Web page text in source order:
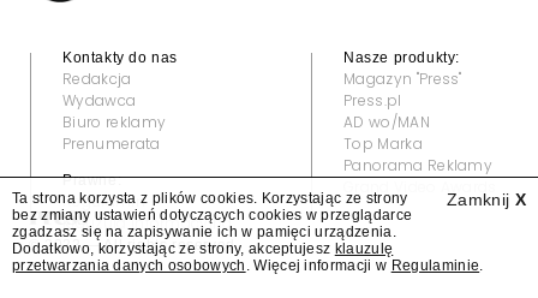
Kontakty do nas
Redakcja
Wydawca
Biuro reklamy
Prenumerata
Prawne:
Regulamin
Klauzula informacyjna
Nasze produkty:
Magazyn "Press"
Press.pl
AD wo/MAN
Top Marka
Panorama Reklamy
© 2022 — All rights reserved
Zamknij X
Ta strona korzysta z plików cookies. Korzystając ze strony
bez zmiany ustawień dotyczących cookies w przeglądarce
zgadzasz się na zapisywanie ich w pamięci urządzenia.
Dodatkowo, korzystając ze strony, akceptujesz klauzulę
przetwarzania danych osobowych . Więcej informacji w Regulaminie.